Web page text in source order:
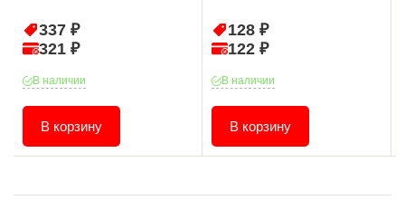
337 ₽
321 ₽
В наличии
В корзину
128 ₽
122 ₽
В наличии
В корзину